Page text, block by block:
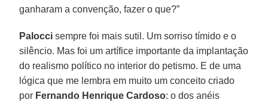
ganharam a convenção, fazer o que?”
Palocci sempre foi mais sutil. Um sorriso tímido e o
silêncio. Mas foi um artífice importante da implantação
do realismo político no interior do petismo. E de uma
lógica que me lembra em muito um conceito criado
por Fernando Henrique Cardoso: o dos anéis